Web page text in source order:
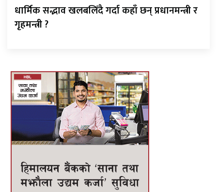
धार्मिक सद्भाव खलबलिँदै गर्दा कहाँ छन् प्रधानमन्त्री र
गृहमन्त्री ?